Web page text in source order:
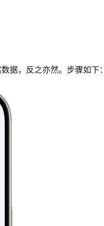
据，反之亦然。步骤如下：